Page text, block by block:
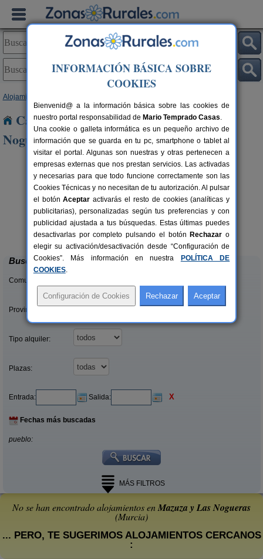
Alojamientos
Casas Rurales cerca de Mazuza y Las
Nogueras
8 pers.
desde24 €
Casa Rural Mi Campo
Molina de Segura (Murcia)
Buscar
Comunidades:
Provincias/Islas:
Tipo alquiler:
Plazas:
Entrada: Salida: X
Fechas más buscadas
pueblo:
MÁS FILTROS
No se han encontrado alojamientos enMazuza y Las Nogueras
(Murcia)
... PERO, TE SUGERIMOS ALOJAMIENTOS CERCANOS
:
INFORMACIÓN BÁSICA SOBRE
COOKIES
Bienvenid@ a la información básica sobre las cookies de
nuestro portal responsabilidad de Mario Temprado Casas.
Una cookie o galleta informática es un pequeño archivo de
información que se guarda en tu pc, smartphone o tablet al
visitar el portal. Algunas son nuestras y otras pertenecen a
empresas externas que nos prestan servicios. Las activadas
y necesarias para que todo funcione correctamente son las
Cookies Técnicas y no necesitan de tu autorización. Al pulsar
el botónAceptar activarás el resto de cookies (analíticas y
publicitarias), personalizadas según tus preferencias y con
publicidad ajustada a tus búsquedas. Estas últimas puedes
desactivarlas por completo pulsando el botón Rechazar o
elegir su activación/desactivación desde “Configuración de
Cookies”. Más información en nuestra
POLÍTICA DE
COOKIES.